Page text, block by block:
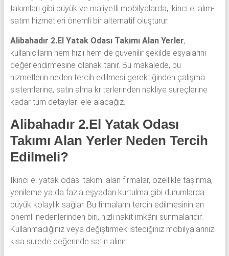
takımları gibi büyük ve maliyetli mobilyalarda, ikinci el alım-
satım hizmetleri önemli bir alternatif oluşturur.
Alibahadır 2.El Yatak Odası Takımı Alan Yerler,
kullanıcıların hem hızlı hem de güvenilir şekilde eşyalarını
değerlendirmesine olanak tanır. Bu makalede, bu
hizmetlerin neden tercih edilmesi gerektiğinden çalışma
sistemlerine, satın alma kriterlerinden nakliye süreçlerine
kadar tüm detayları ele alacağız.
Alibahadır 2.El Yatak Odası
Takımı Alan Yerler Neden Tercih
Edilmeli?
İkinci el yatak odası takımı alan firmalar, özellikle taşınma,
yenileme ya da fazla eşyadan kurtulma gibi durumlarda
büyük kolaylık sağlar. Bu firmaların tercih edilmesinin en
önemli nedenlerinden biri, hızlı nakit imkânı sunmalarıdır.
Kullanmadığınız veya değiştirmek istediğiniz mobilyalarınız
kısa sürede değerinde satın alınır.